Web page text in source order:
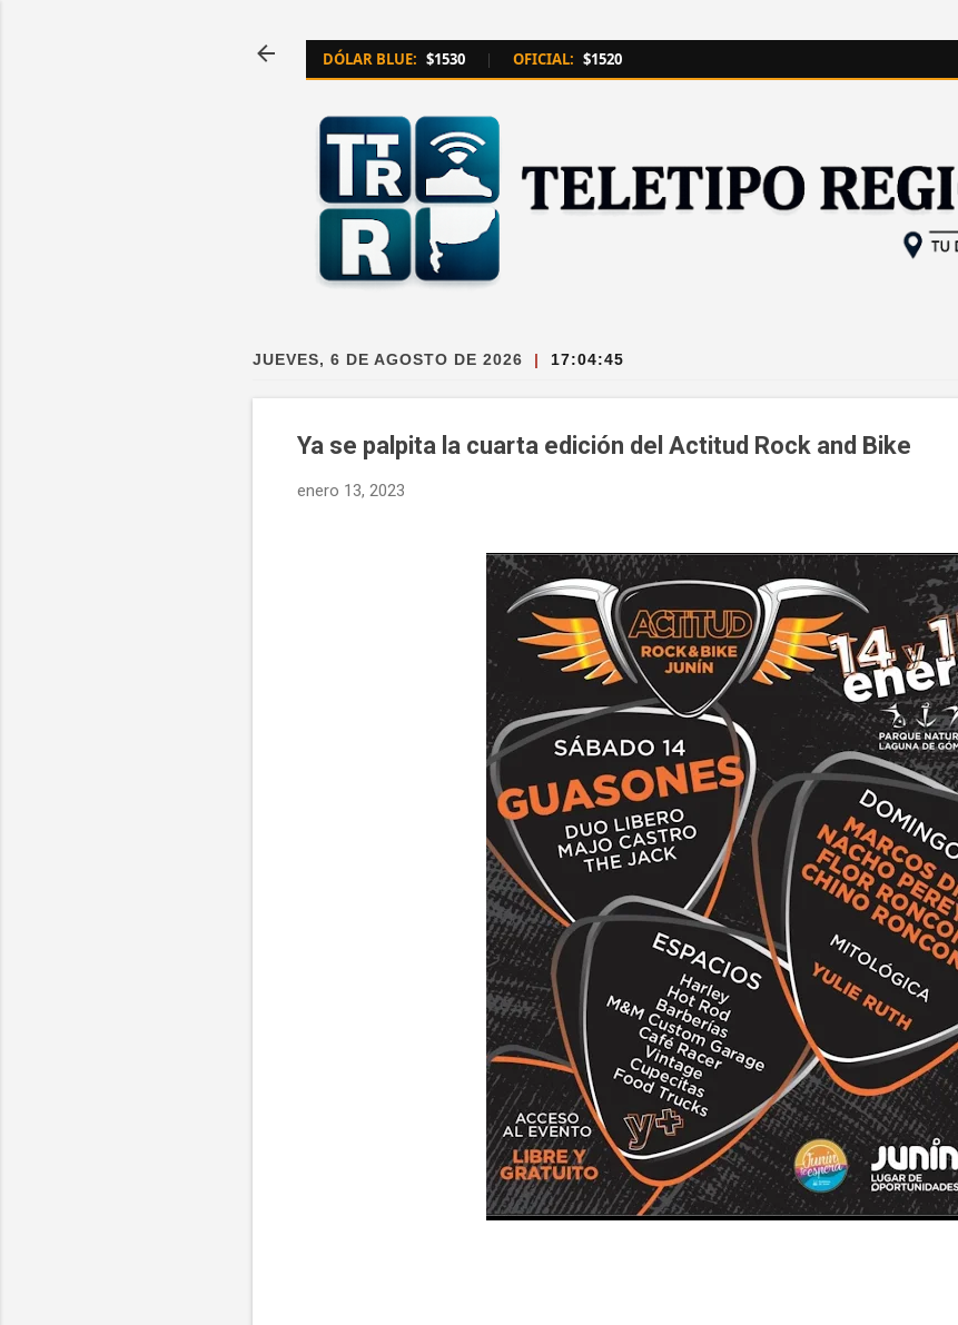
DÓLAR BLUE: $1530 | OFICIAL: $1520
JUEVES, 6 DE AGOSTO DE 2026 | 17:04:46
Ya se palpita la cuarta edición del Actitud Rock and Bike
enero 13, 2023